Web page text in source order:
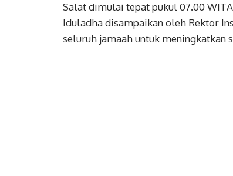
Salat dimulai tepat pukul 07.00
Iduladha disampaikan oleh Rektor
seluruh jamaah untuk meningkatkan